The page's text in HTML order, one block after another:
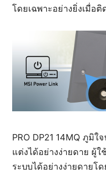
โดยเฉพาะอย่างยิ่งเมื่อ
PRO DP21 14MQ ภูมิ
แต่งได้อย่างง่ายดาย ผู้
ระบบได้อย่างง่ายดายโ